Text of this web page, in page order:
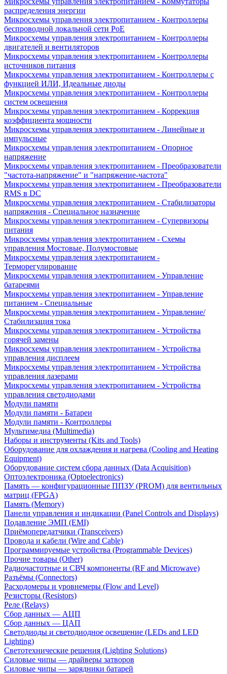
распределения энергии
Микросхемы управления электропитанием - Контроллеры
беспроводной локальной сети PoE
Микросхемы управления электропитанием - Контроллеры
двигателей и вентиляторов
Микросхемы управления электропитанием - Контроллеры
источников питания
Микросхемы управления электропитанием - Контроллеры с
функцией ИЛИ, Идеальные диоды
Микросхемы управления электропитанием - Контроллеры
систем освещения
Микросхемы управления электропитанием - Коррекция
коэффициента мощности
Микросхемы управления электропитанием - Линейные и
импульсные
Микросхемы управления электропитанием - Опорное
напряжение
Микросхемы управления электропитанием - Преобразователи
"частота-напряжение" и "напряжение-частота"
Микросхемы управления электропитанием - Преобразователи
RMS в DC
Микросхемы управления электропитанием - Стабилизаторы
напряжения - Специальное назначение
Микросхемы управления электропитанием - Супервизоры
питания
Микросхемы управления электропитанием - Схемы
управления Мостовые, Полумостовые
Микросхемы управления электропитанием -
Терморегулирование
Микросхемы управления электропитанием - Управление
батареями
Микросхемы управления электропитанием - Управление
питанием - Специальные
Микросхемы управления электропитанием - Управление/
Стабилизация тока
Микросхемы управления электропитанием - Устройства
горячей замены
Микросхемы управления электропитанием - Устройства
управления дисплеем
Микросхемы управления электропитанием - Устройства
управления лазерами
Микросхемы управления электропитанием - Устройства
управления светодиодами
Модули памяти
Модули памяти - Батареи
Модули памяти - Контроллеры
Мультимедиа (Multimedia)
Наборы и инструменты (Kits and Tools)
Оборудование для охлаждения и нагрева (Cooling and Heating
Equipment)
Оборудование систем сбора данных (Data Acquisition)
Оптоэлектроника (Optoelectronics)
Память — конфигурационные ППЗУ (PROM) для вентильных
матриц (FPGA)
Память (Memory)
Панели управления и индикации (Panel Controls and Displays)
Подавление ЭМП (EMI)
Приёмопередатчики (Transceivers)
Провода и кабели (Wire and Cable)
Программируемые устройства (Programmable Devices)
Прочие товары (Other)
Радиочастотные и СВЧ компоненты (RF and Microwave)
Разъёмы (Connectors)
Расходомеры и уровнемеры (Flow and Level)
Резисторы (Resistors)
Реле (Relays)
Сбор данных — АЦП
Сбор данных — ЦАП
Светодиоды и светодиодное освещение (LEDs and LED
Lighting)
Светотехнические решения (Lighting Solutions)
Силовые чипы — драйверы затворов
Силовые чипы — зарядники батарей